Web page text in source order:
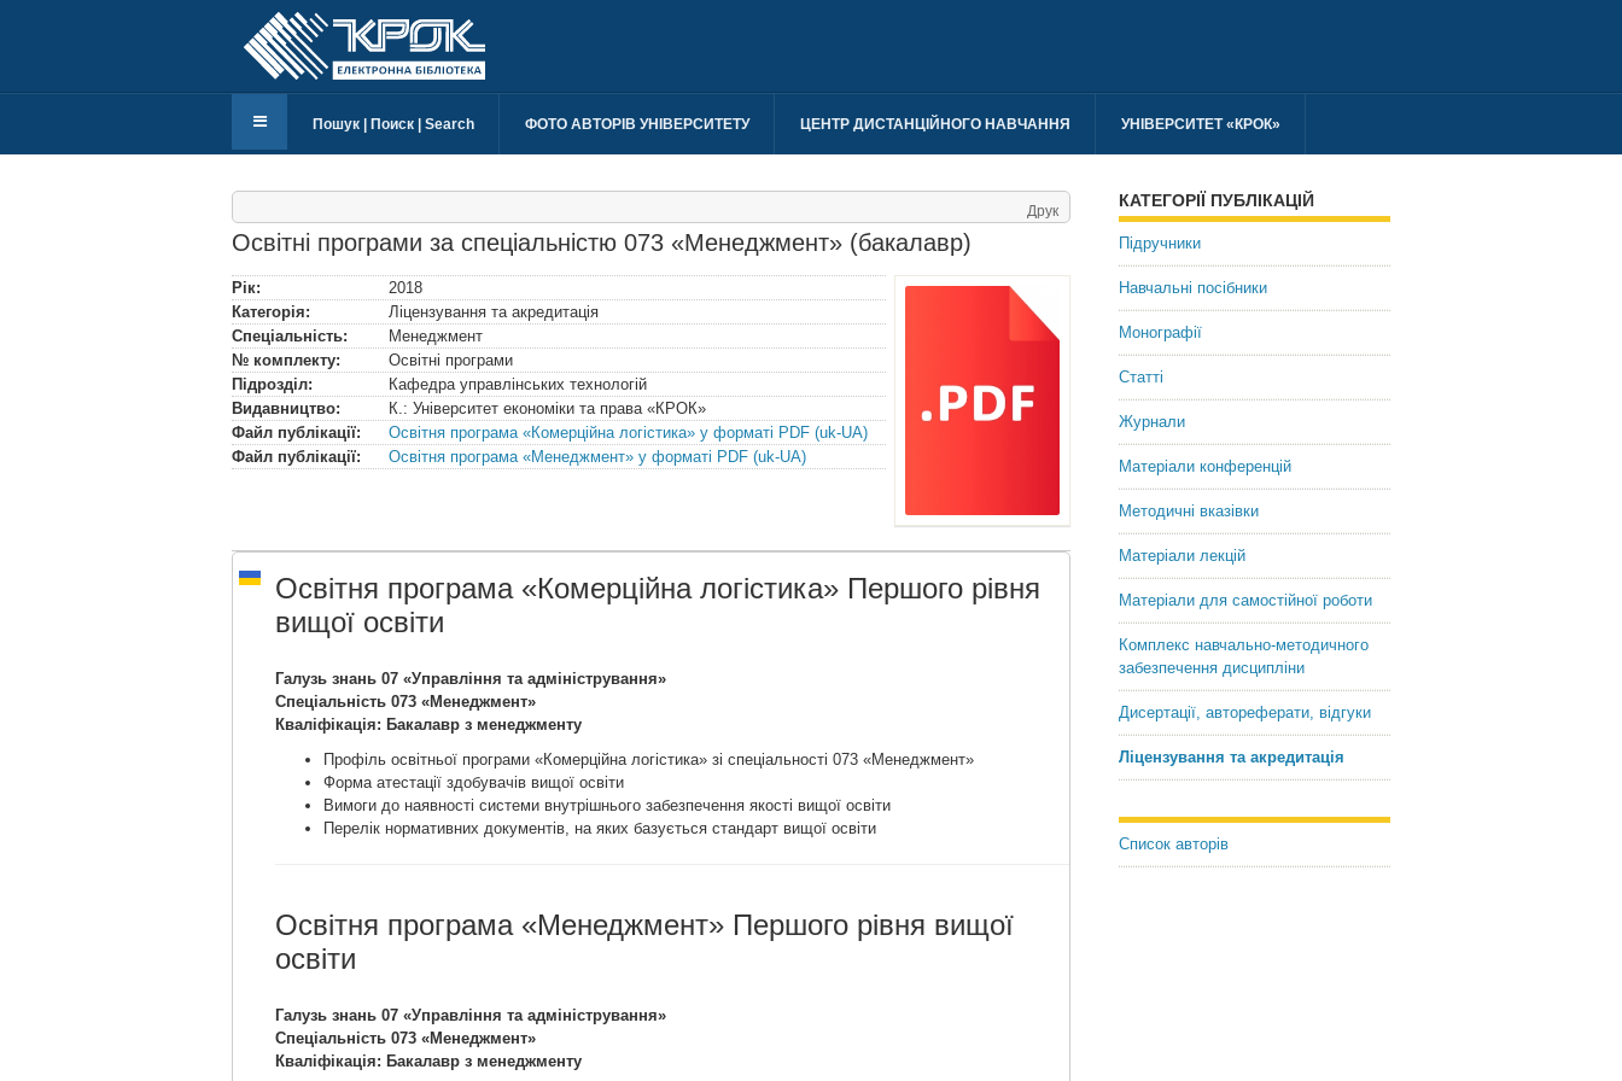
Пошук | Поиск | Search ФОТО АВТОРІВ УНІВЕРСИТЕТУ ЦЕНТР ДИСТАНЦІЙНОГО НАВЧАННЯ УНІВЕРСИТЕТ «КРОК»
Друк
Освітні програми за спеціальністю 073 «Менеджмент» (бакалавр)
Рік:
2018
Категорія:
Ліцензування та акредитація
Спеціальність:
Менеджмент
№ комплекту:
Освітні програми
Підрозділ:
Кафедра управлінських технологій
Видавництво:
К.: Університет економіки та права «КРОК»
Файл публікації:
Освітня програма «Комерційна логістика» у форматі PDF (uk-UA)
Файл публікації:
Освітня програма «Менеджмент» у форматі PDF (uk-UA)
Освітня програма «Комерційна логістика» Першого рівня
вищої освіти
Галузь знань 07 «Управління та адміністрування»
Спеціальність 073 «Менеджмент»
Кваліфікація: Бакалавр з менеджменту
Профіль освітньої програми «Комерційна логістика» зі спеціальності 073 «Менеджмент»
Форма атестації здобувачів вищої освіти
Вимоги до наявності системи внутрішнього забезпечення якості вищої освіти
Перелік нормативних документів, на яких базується стандарт вищої освіти
Освітня програма «Менеджмент» Першого рівня вищої
освіти
Галузь знань 07 «Управління та адміністрування»
Спеціальність 073 «Менеджмент»
Кваліфікація: Бакалавр з менеджменту
КАТЕГОРІЇ ПУБЛІКАЦІЙ
Підручники
Навчальні посібники
Монографії
Статті
Журнали
Матеріали конференцій
Методичні вказівки
Матеріали лекцій
Матеріали для самостійної роботи
Комплекс навчально-методичного
забезпечення дисципліни
Дисертації, автореферати, відгуки
Ліцензування та акредитація
Список авторів